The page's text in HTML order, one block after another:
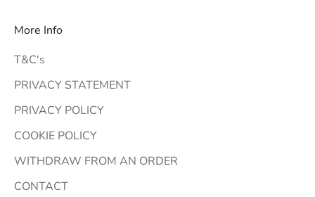
More Info
T&C's
PRIVACY STATEMENT
PRIVACY POLICY
COOKIE POLICY
WITHDRAW FROM AN ORDER
CONTACT